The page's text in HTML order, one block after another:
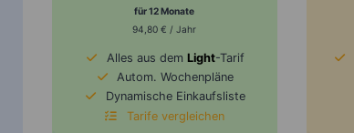
für 12 Monate
94,80 € / Jahr
Alles aus dem Light-Tarif
Autom. Wochenpläne
Dynamische Einkaufsliste
Tarife vergleichen